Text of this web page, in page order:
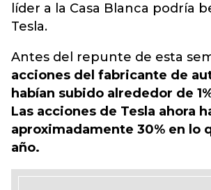
líder a la Casa Blanca podría
Tesla.
Antes del repunte de esta
acciones del fabricante de
habían subido alrededor de
Las acciones de Tesla ahora
aproximadamente 30% en lo
año.